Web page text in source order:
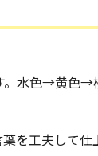
水色→黄色→
を工夫して仕